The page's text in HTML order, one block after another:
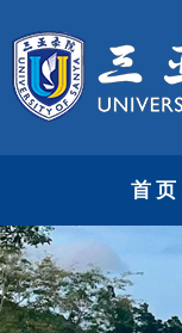
首 页